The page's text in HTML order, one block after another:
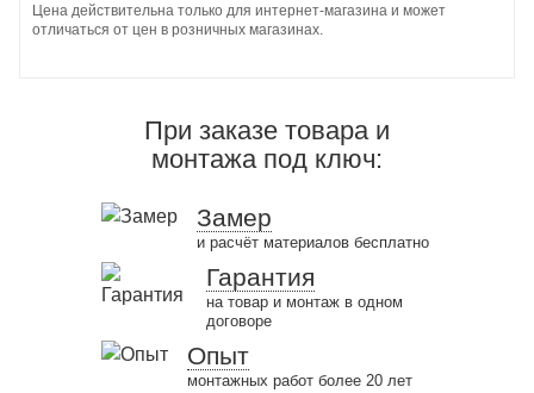
Цена действительна только для интернет-магазина и может
отличаться от цен в розничных магазинах.
При заказе товара и
монтажа под ключ:
Замер
и расчёт материалов бесплатно
Гарантия
на товар и монтаж в одном
договоре
Опыт
монтажных работ более 20 лет